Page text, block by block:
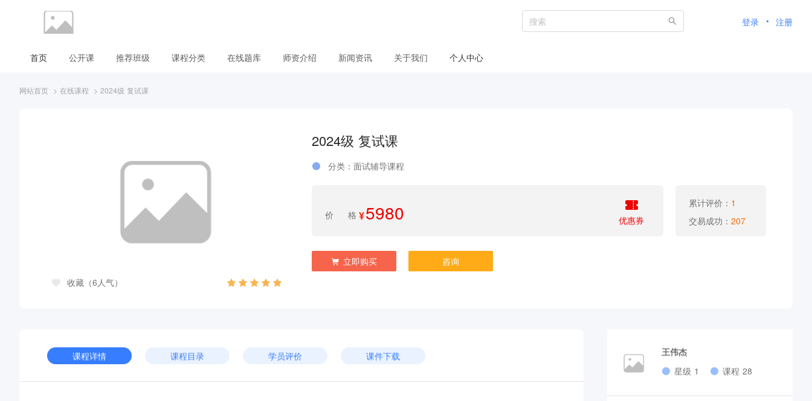
登录 注册
首页 公开课 推荐班级 课程分类 在线题库 师资介绍 新闻资讯 关于我们 个人中心
网站首页 > 在线课程 > 2024级 复试课
收藏（6人气）
2024级 复试课
分类：面试辅导课程
价格 ¥5980 优惠券
累计评价： 1
交易成功： 207
立即购买 咨询
课程详情 课程目录 学员评价 课件下载
王伟杰
星级 1
课程 28